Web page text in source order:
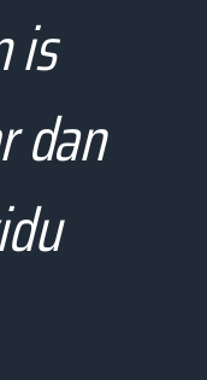
is
dan